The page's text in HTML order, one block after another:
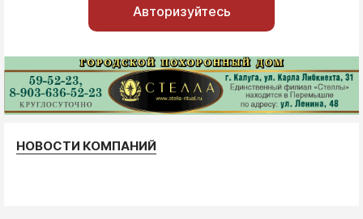
Авторизуйтесь
НОВОСТИ КОМПАНИЙ